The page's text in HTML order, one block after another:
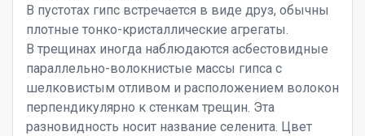
В пустотах гипс встречается в виде друз, обычны
плотные тонко-кристаллические агрегаты.
В трещинах иногда наблюдаются асбестовидные
параллельно-волокнистые массы гипса с
шелковистым отливом и расположением волокон
перпендикулярно к стенкам трещин. Эта
разновидность носит название селенита. Цвет